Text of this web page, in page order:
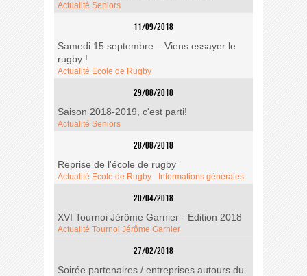
Actualité Seniors
11/09/2018
Samedi 15 septembre... Viens essayer le
rugby !
Actualité Ecole de Rugby
29/08/2018
Saison 2018-2019, c'est parti!
Actualité Seniors
28/08/2018
Reprise de l'école de rugby
Actualité Ecole de Rugby Informations générales
20/04/2018
XVI Tournoi Jérôme Garnier - Édition 2018
Actualité Tournoi Jérôme Garnier
27/02/2018
Soirée partenaires / entreprises autours du